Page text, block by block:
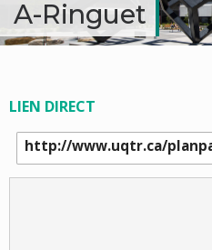
A-Ringuet
LIEN DIRECT